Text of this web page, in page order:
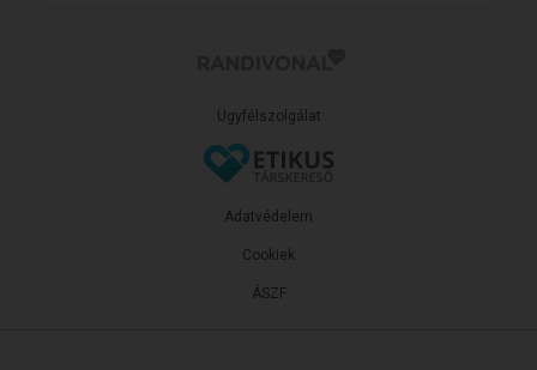
Ügyfélszolgálat
ÁSZF
Adatvédelem
Cookiek